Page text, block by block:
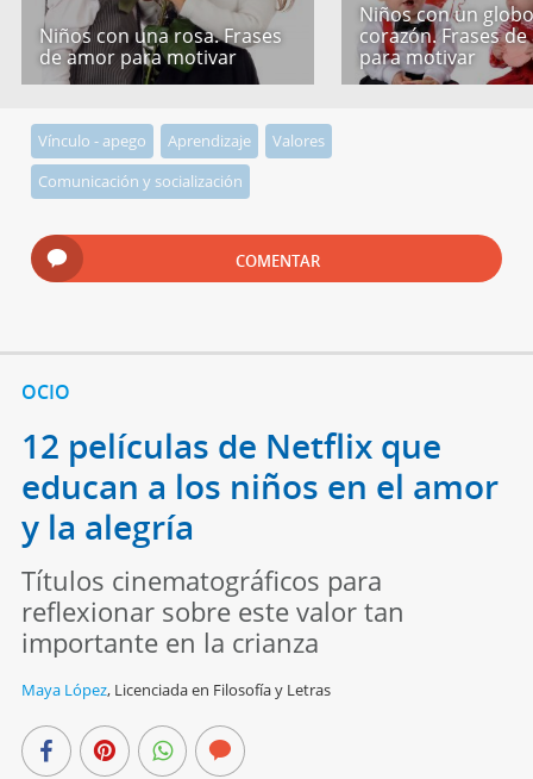
Niños con una rosa. Frases
de amor para motivar
Niños con un
corazón. Frases
para motivar
Vínculo - apego Aprendizaje
Valores
Comunicación y socialización
COMENTAR
OCIO
12 películas de Netflix que
educan a los niños en el amor
y la alegría
Títulos cinematográficos para
reflexionar sobre este valor tan
importante en la crianza
Maya López, Licenciada en Filosofía y Letras